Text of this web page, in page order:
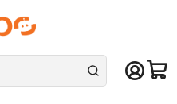
lunes a sábado en el gran
de Estado Sólido (SSD)
2TB NVMe PCIe 4.0, 7.400MB/s